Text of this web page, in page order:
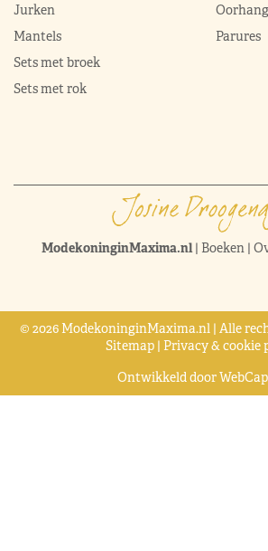
Jurken
Mantels
Sets met broek
Sets met rok
Parures
ModekoninginMaxima.nl| Boeken|
© 2026 ModekoninginMaxima.nl | Alle
Sitemap | Privacy & cookie
Ontwikkeld door